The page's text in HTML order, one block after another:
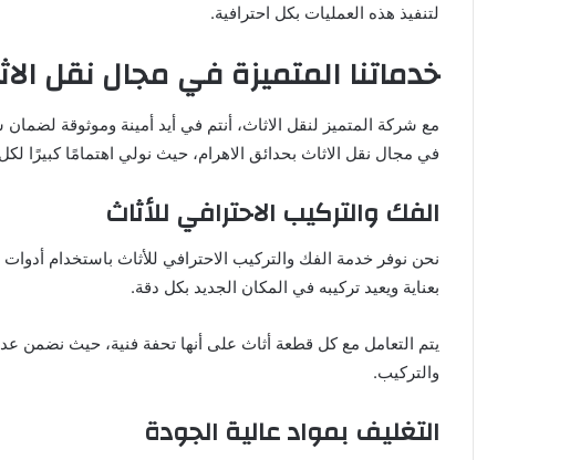
لتنفيذ هذه العمليات بكل احترافية.
خدماتنا المتميزة في مجال نقل
مع شركة المتميز لنقل الاثاث، أنتم في أيد أمينة وموثوقة
في مجال نقل الاثاث بحدائق الاهرام، حيث نولي اهتمامًا كبيرًا
الفك والتركيب الاحترافي للأثاث
نحن نوفر خدمة الفك والتركيب الاحترافي للأثاث باستخدام
بعناية ويعيد تركيبه في المكان الجديد بكل دقة.
يتم التعامل مع كل قطعة أثاث على أنها تحفة فنية، حيث نضمن
والتركيب.
التغليف بمواد عالية الجودة